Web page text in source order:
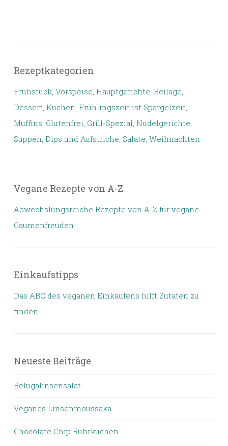
Rezeptkategorien
Frühstück Vorspeise Hauptgerichte Beilage
Dessert Kuchen Frühlingszeit ist Spargelzeit
Muffins Glutenfrei Grill-Spezial Nudelgerichte
Suppen Dips und Aufstriche Salate Weihnachten
Vegane Rezepte von A-Z
Abwechslungsreiche Rezepte von A-Z für vegane
Gaumenfreuden
Einkaufstipps
Das ABC des veganen Einkaufens hilft Zutaten zu
finden
Neueste Beiträge
Belugalinsensalat
Veganes Linsenmoussaka
Chocolate Chip Rührkuchen